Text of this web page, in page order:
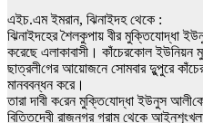
এইচ.এম ইমরান, ঝিনাইদহ থেকে :
ঝিনাইদহের শৈলকুপায় বীর মুক্তিযোদ্ধা
করেছে এলাকাবাসী। কাঁচেরকোল ইউনিয়ন
ছাত্রলী‌গের আয়োজনে সোমবার দুুপুরে
মানববন্ধন করে।
‌তারা দাবী ক‌রেন মু‌ক্তি‌যোদ্ধা ইউনুস
বিত্তিদেবী রাজনগর গ্রাম থেকে আইনশৃংখলা